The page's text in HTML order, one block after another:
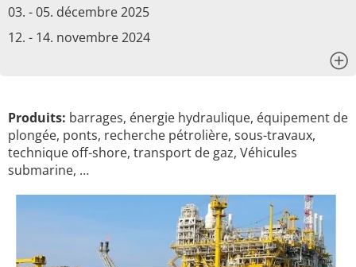
03. - 05. décembre 2025
12. - 14. novembre 2024
Produits: barrages, énergie hydraulique, équipement de
plongée, ponts, recherche pétrolière, sous-travaux,
technique off-shore, transport de gaz, Véhicules
submarine, …